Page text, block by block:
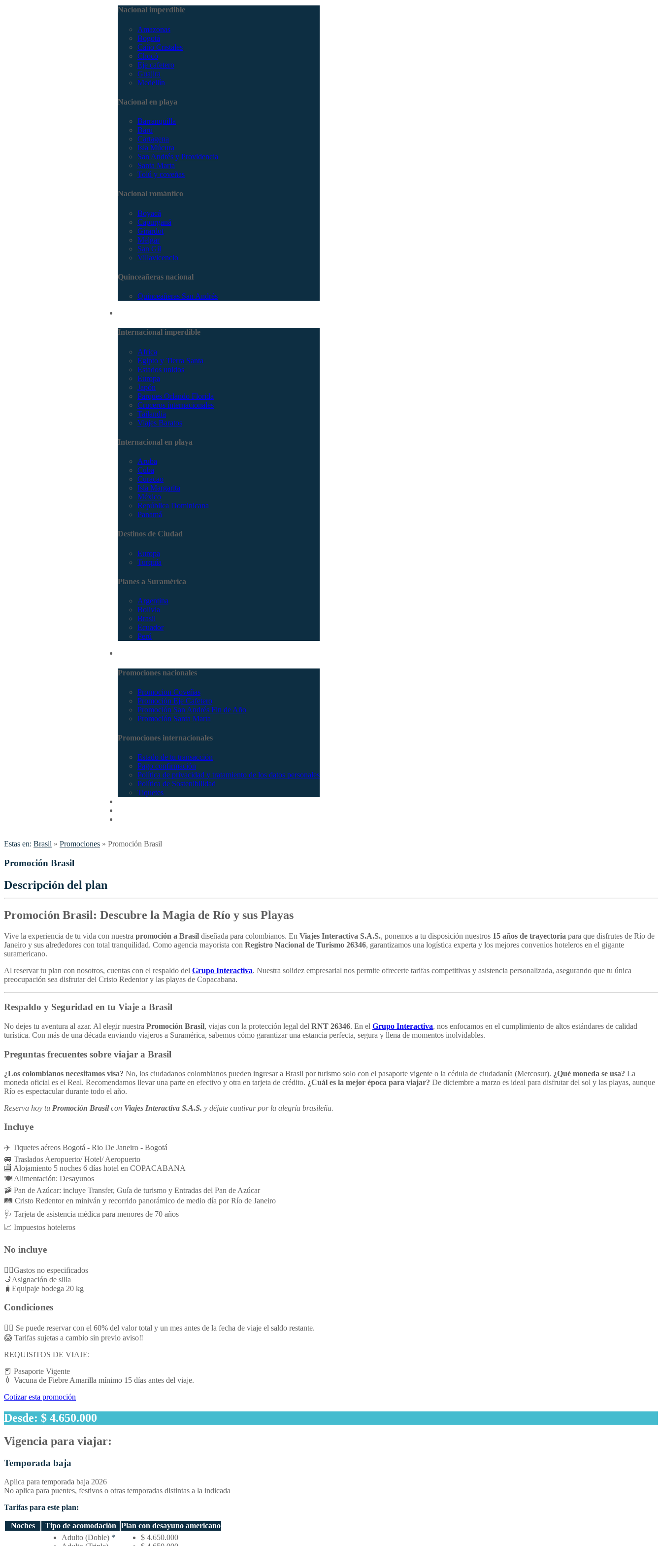
Nacional imperdible
Amazonas
Bogotá
Caño Cristales
Chocó
Eje cafetero
Guajira
Medellín
Nacional en playa
Barranquilla
Barú
Cartagena
Isla Múcura
San Andrés y Providencia
Santa Marta
Tolú y coveñas
Nacional romántico
Boyacá
Capurganá
Girardot
Melgar
San Gil
Villavicencio
Quinceañeras nacional
Quinceañeras San Andrés
Internacional imperdible
Africa
Egipto y Tierra Santa
Estados unidos
Europa
Japón
Parques Orlando Florida
Cruceros internacionales
Tailandia
Viajes Baratos
Internacional en playa
Aruba
Cuba
Curacao
Isla Margarita
México
República Dominicana
Panamá
Destinos de Ciudad
Europa
Turquía
Planes a Suramérica
Argentina
Bolivia
Brasil
Ecuador
Perú
Promociones nacionales
Promocion Coveñas
Promoción Eje Cafetero
Promoción San Andrés Fin de Año
Promoción Santa Marta
Promociones internacionales
Estado de tu transacción
Pago confirmación
Política de privacidad y tratamiento de los datos personales
Política de Sostenibilidad
Tiquetes
Estas en: Brasil » Promociones » Promoción Brasil
Promoción Brasil
Descripción del plan
Promoción Brasil: Descubre la Magia de Río y sus Playas
Vive la experiencia de tu vida con nuestra promoción a Brasil diseñada para colombianos. En Viajes Interactiva S.A.S., ponemos a tu disposición nuestros 15 años de trayectoria para que disfrutes de Río de
Janeiro y sus alrededores con total tranquilidad. Como agencia mayorista con Registro Nacional de Turismo 26346, garantizamos una logística experta y los mejores convenios hoteleros en el gigante
suramericano.
Al reservar tu plan con nosotros, cuentas con el respaldo del Grupo Interactiva. Nuestra solidez empresarial nos permite ofrecerte tarifas competitivas y asistencia personalizada, asegurando que tu única
preocupación sea disfrutar del Cristo Redentor y las playas de Copacabana.
Respaldo y Seguridad en tu Viaje a Brasil
No dejes tu aventura al azar. Al elegir nuestra Promoción Brasil, viajas con la protección legal del RNT 26346. En el Grupo Interactiva, nos enfocamos en el cumplimiento de altos estándares de calidad
turística. Con más de una década enviando viajeros a Suramérica, sabemos cómo garantizar una estancia perfecta, segura y llena de momentos inolvidables.
Preguntas frecuentes sobre viajar a Brasil
¿Los colombianos necesitamos visa? No, los ciudadanos colombianos pueden ingresar a Brasil por turismo solo con el pasaporte vigente o la cédula de ciudadanía (Mercosur). ¿Qué moneda se usa? La
moneda oficial es el Real. Recomendamos llevar una parte en efectivo y otra en tarjeta de crédito. ¿Cuál es la mejor época para viajar? De diciembre a marzo es ideal para disfrutar del sol y las playas, aunque
Río es espectacular durante todo el año.
Reserva hoy tu Promoción Brasilcon Viajes Interactiva S.A.S. y déjate cautivar por la alegría brasileña.
Incluye
✈️ Tiquetes aéreos Bogotá - Rio De Janeiro - Bogotá
🚐 Traslados Aeropuerto/ Hotel/ Aeropuerto
🏬 Alojamiento 5 noches 6 días hotel en COPACABANA
🍽️ Alimentación: Desayunos
🚠 Pan de Azúcar: incluye Transfer, Guía de turismo y Entradas del Pan de Azúcar
🛤️ Cristo Redentor en miniván y recorrido panorámico de medio día por Río de Janeiro
🩺 Tarjeta de asistencia médica para menores de 70 años
📈 Impuestos hoteleros
No incluye
👉🏻Gastos no especificados
💺Asignación de silla
🧳Equipaje bodega 20 kg
Condiciones
👌🏻 Se puede reservar con el 60% del valor total y un mes antes de la fecha de viaje el saldo restante.
😱 Tarifas sujetas a cambio sin previo aviso‼️
REQUISITOS DE VIAJE:
📕 Pasaporte Vigente
💉 Vacuna de Fiebre Amarilla mínimo 15 días antes del viaje.
Cotizar esta promoción
Desde: $ 4.650.000
Vigencia para viajar:
Temporada baja
Aplica para temporada baja 2026
No aplica para puentes, festivos o otras temporadas distintas a la indicada
Tarifas para este plan:
Noches Tipo de acomodación
Plan con desayuno americano
Adulto (Doble) *
$ 4.650.000